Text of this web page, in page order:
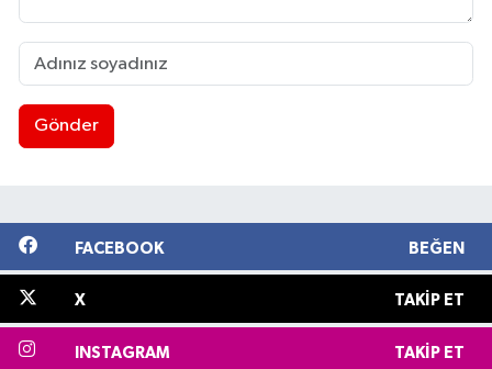
Gönder
FACEBOOK BEĞEN
X TAKIP ET
INSTAGRAM TAKIP ET